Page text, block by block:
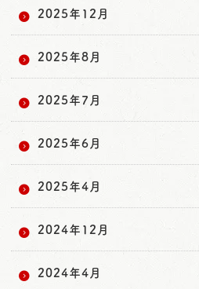
2025年12月
2025年8月
2025年7月
2025年6月
2025年4月
2024年12月
2024年4月